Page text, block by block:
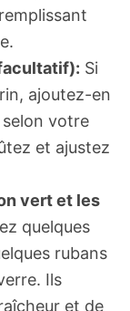
Si
ajoutez-en
selon votre
et ajustez
vert et les
quelques
rubans
Ils
et de